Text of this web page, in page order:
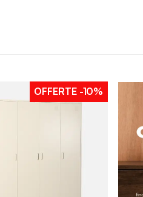
OFFERTE-10%